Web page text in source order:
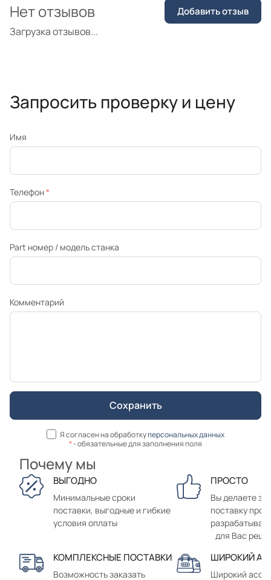
Загрузка отзывов...
Нет отзывов Добавить отзыв
Запросить проверку и цену
Имя
Телефон*
Part номер / модель станка
Комментарий
Я согласен на обработкуперсональных данных
*- обязательные для заполнения поля
Почему мы
ВЫГОДНО
Минимальные сроки
поставки, выгодные и гибкие
условия оплаты
ПРОСТО
Вы делаете
поставку
для Вас
КОМПЛЕКСНЫЕ ПОСТАВКИ
Возможность заказать
ШИРОКИЙ
Широкий